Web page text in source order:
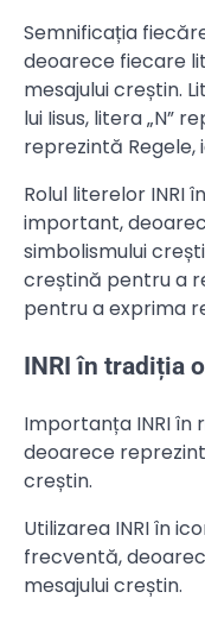
Semnificația
deoarece fiecare
mesajului creștin.
lui Iisus, litera „N”
reprezintă Regele,
Rolul literelor INRI
important,
simbolismului
creștină pentru a
pentru a exprima
INRI în tradiția
Importanța INRI în
deoarece
creștin.
Utilizarea INRI în
frecventă,
mesajului creștin.